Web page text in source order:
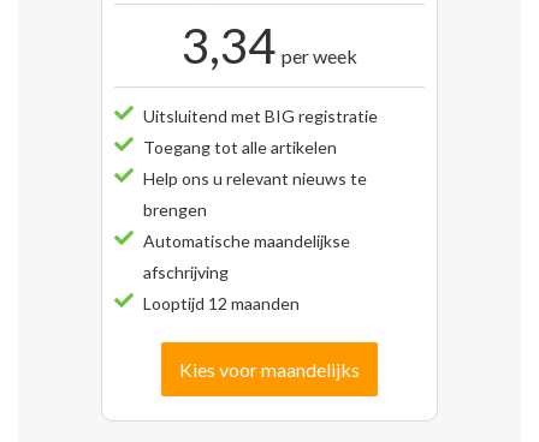
3,34 per week
Uitsluitend met BIG registratie
Toegang tot alle artikelen
Help ons u relevant nieuws te
brengen
Automatische maandelijkse
afschrijving
Looptijd 12 maanden
Kies voor maandelijks